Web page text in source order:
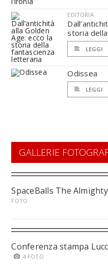
EDITORIA
storia
LEGGI
Odissea
LEGGI
GALLERIE
SpaceBalls The Almighty
FOTO
Conferenza stampa
4 FOTO